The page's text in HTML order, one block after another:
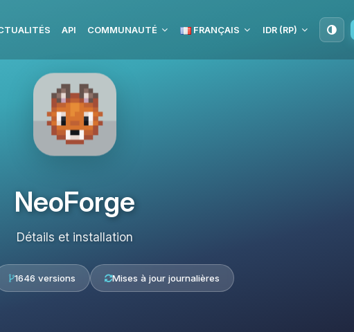
API COMMUNAUTÉ FRANÇAIS IDR (RP)
NeoForge
Détails et installation
1646 versions Mises à jour journalières